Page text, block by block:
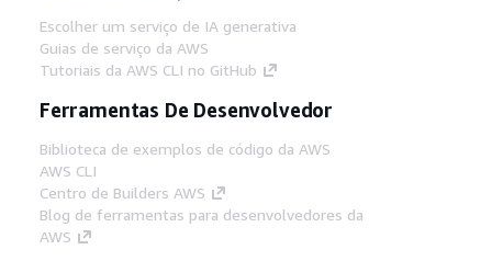
Escolher um serviço de IA generativa
Guias de serviço da AWS
Tutoriais da AWS CLI no GitHub
Ferramentas De Desenvolvedor
Biblioteca de exemplos de código da AWS
AWS CLI
Centro de Builders AWS
Blog de ferramentas para desenvolvedores da
AWS